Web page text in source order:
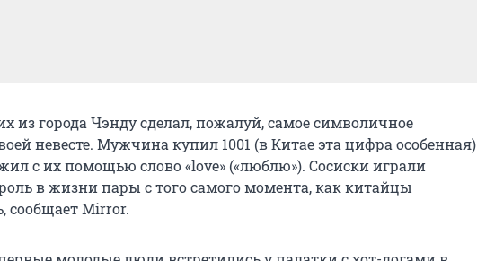
из города Чэнду сделал, пожалуй, самое символичное
невесте. Мужчина купил 1001 (в Китае эта цифра особенная)
с их помощью слово «love» («люблю»). Сосиски играли
в жизни пары с того самого момента, как китайцы
сообщает Mirror.